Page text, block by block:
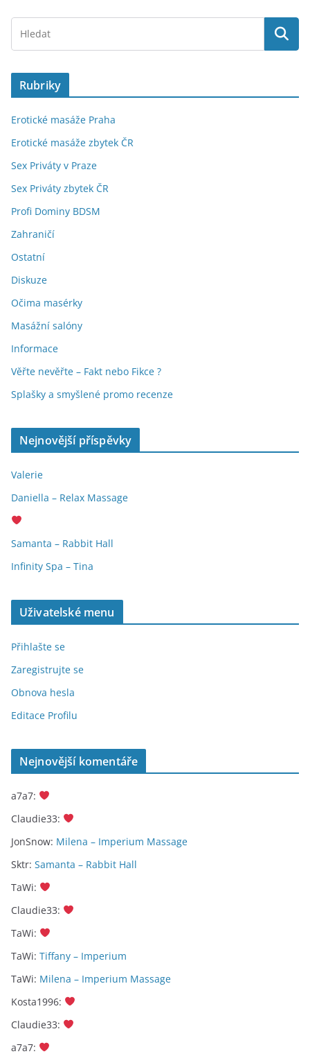
Rubriky
Erotické masáže Praha
Erotické masáže zbytek ČR
Sex Priváty v Praze
Sex Priváty zbytek ČR
Profi Dominy BDSM
Zahraničí
Ostatní
Diskuze
Očima masérky
Masážní salóny
Informace
Věřte nevěřte – Fakt nebo Fikce ?
Splašky a smyšlené promo recenze
Nejnovější příspěvky
Valerie
Daniella – Relax Massage
Samanta – Rabbit Hall
Infinity Spa – Tina
Uživatelské menu
Přihlašte se
Zaregistrujte se
Obnova hesla
Editace Profilu
Nejnovější komentáře
a7a7:
Claudie33:
JonSnow: Milena – Imperium Massage
Sktr: Samanta – Rabbit Hall
TaWi:
Claudie33:
TaWi:
TaWi: Tiffany – Imperium
TaWi: Milena – Imperium Massage
Kosta1996:
Claudie33:
a7a7: